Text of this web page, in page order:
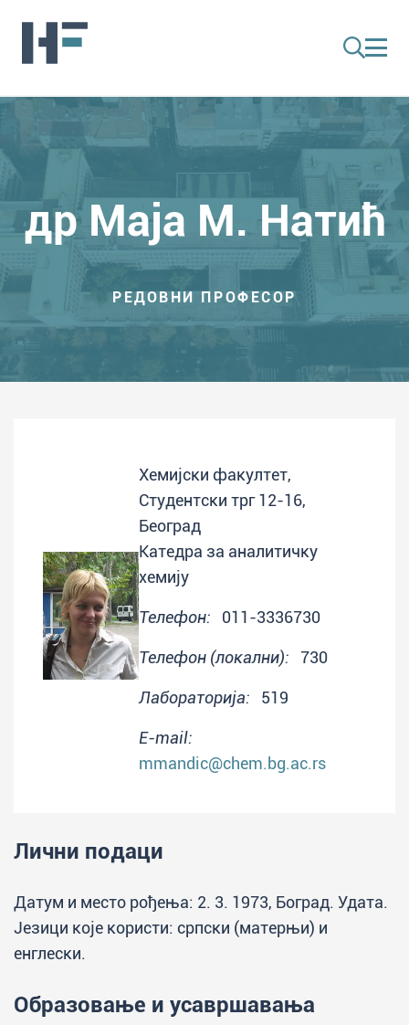
др Маја М. Натић
РЕДОВНИ ПРОФЕСОР
Хемијски факултет,
Студентски трг 12-16,
Београд
Катедра за аналитичку
хемију
Телефон: 011-3336730
Телефон (локални): 730
Лабораторија: 519
E-mail:
mmandic@chem.bg.ac.rs
Лични подаци
Датум и место рођења: 2. 3. 1973, Боград. Удата.
Језици које користи: српски (матерњи) и
енглески.
Образовање и усавршавања